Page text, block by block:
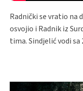
Radnički se vratio na
osvojio i Radnik iz
tima. Sindjelić vodi sa